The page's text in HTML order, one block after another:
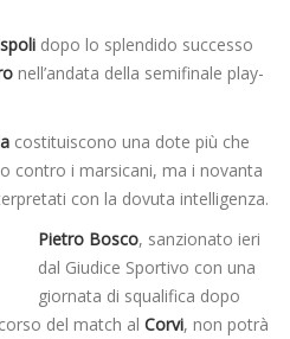
dopo lo splendido successo
nell’andata della semifinale play-
costituiscono una dote più che
contro i marsicani, ma i novanta
con la dovuta intelligenza.
Pietro Bosco, sanzionato ieri
dal Giudice Sportivo con una
giornata di squalifica dopo
del match al Corvi, non potrà